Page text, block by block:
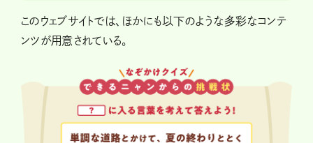
このウェブサイトでは、ほかにも以下のような多彩なコンテ
ンツが用意されている。